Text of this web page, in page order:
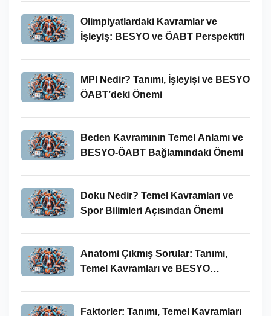
Olimpiyatlardaki Kavramlar ve
İşleyiş: BESYO ve ÖABT Perspektifi
MPI Nedir? Tanımı, İşleyişi ve BESYO
ÖABT’deki Önemi
Beden Kavramının Temel Anlamı ve
BESYO-ÖABT Bağlamındaki Önemi
Doku Nedir? Temel Kavramları ve
Spor Bilimleri Açısından Önemi
Anatomi Çıkmış Sorular: Tanımı,
Temel Kavramları ve BESYO
Faktorler: Tanımı, Temel Kavramları